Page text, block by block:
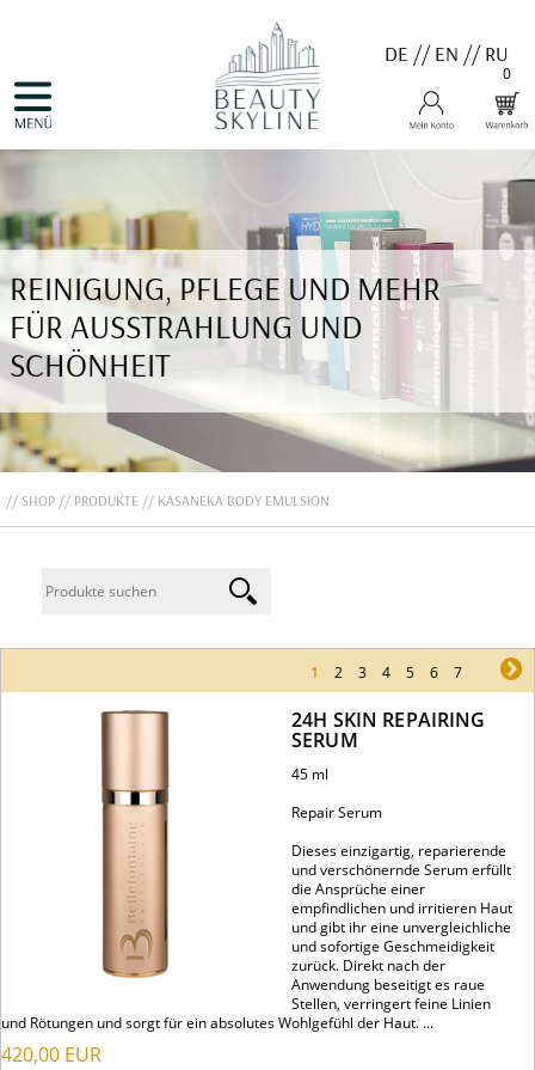
DE //EN //RU
0
NAVIGATION
VALMONT
MENARD
MEDER
COSNOBELL
PROBIO DERM・INFO
BELLEFONTAINE
DERMALOGICA
EVA GARDEN
APHRO CELINA
ANGEBOTE
REINIGUNG, PFLEGE UND MEHR
FÜR AUSSTRAHLUNG UND
SCHÖNHEIT
SHOP PRODUKTE KASANEKA BODY EMULSION
1 2 3 4 5 6 7
24H SKIN REPAIRING
SERUM
45 ml
Repair Serum
Dieses einzigartig, reparierende
und verschönernde Serum erfüllt
die Ansprüche einer
empfindlichen und irritieren Haut
und gibt ihr eine unvergleichliche
und sofortige Geschmeidigkeit
zurück. Direkt nach der
Anwendung beseitigt es raue
Stellen, verringert feine Linien
und Rötungen und sorgt für ein absolutes Wohlgefühl der Haut. ...
420,00 EUR